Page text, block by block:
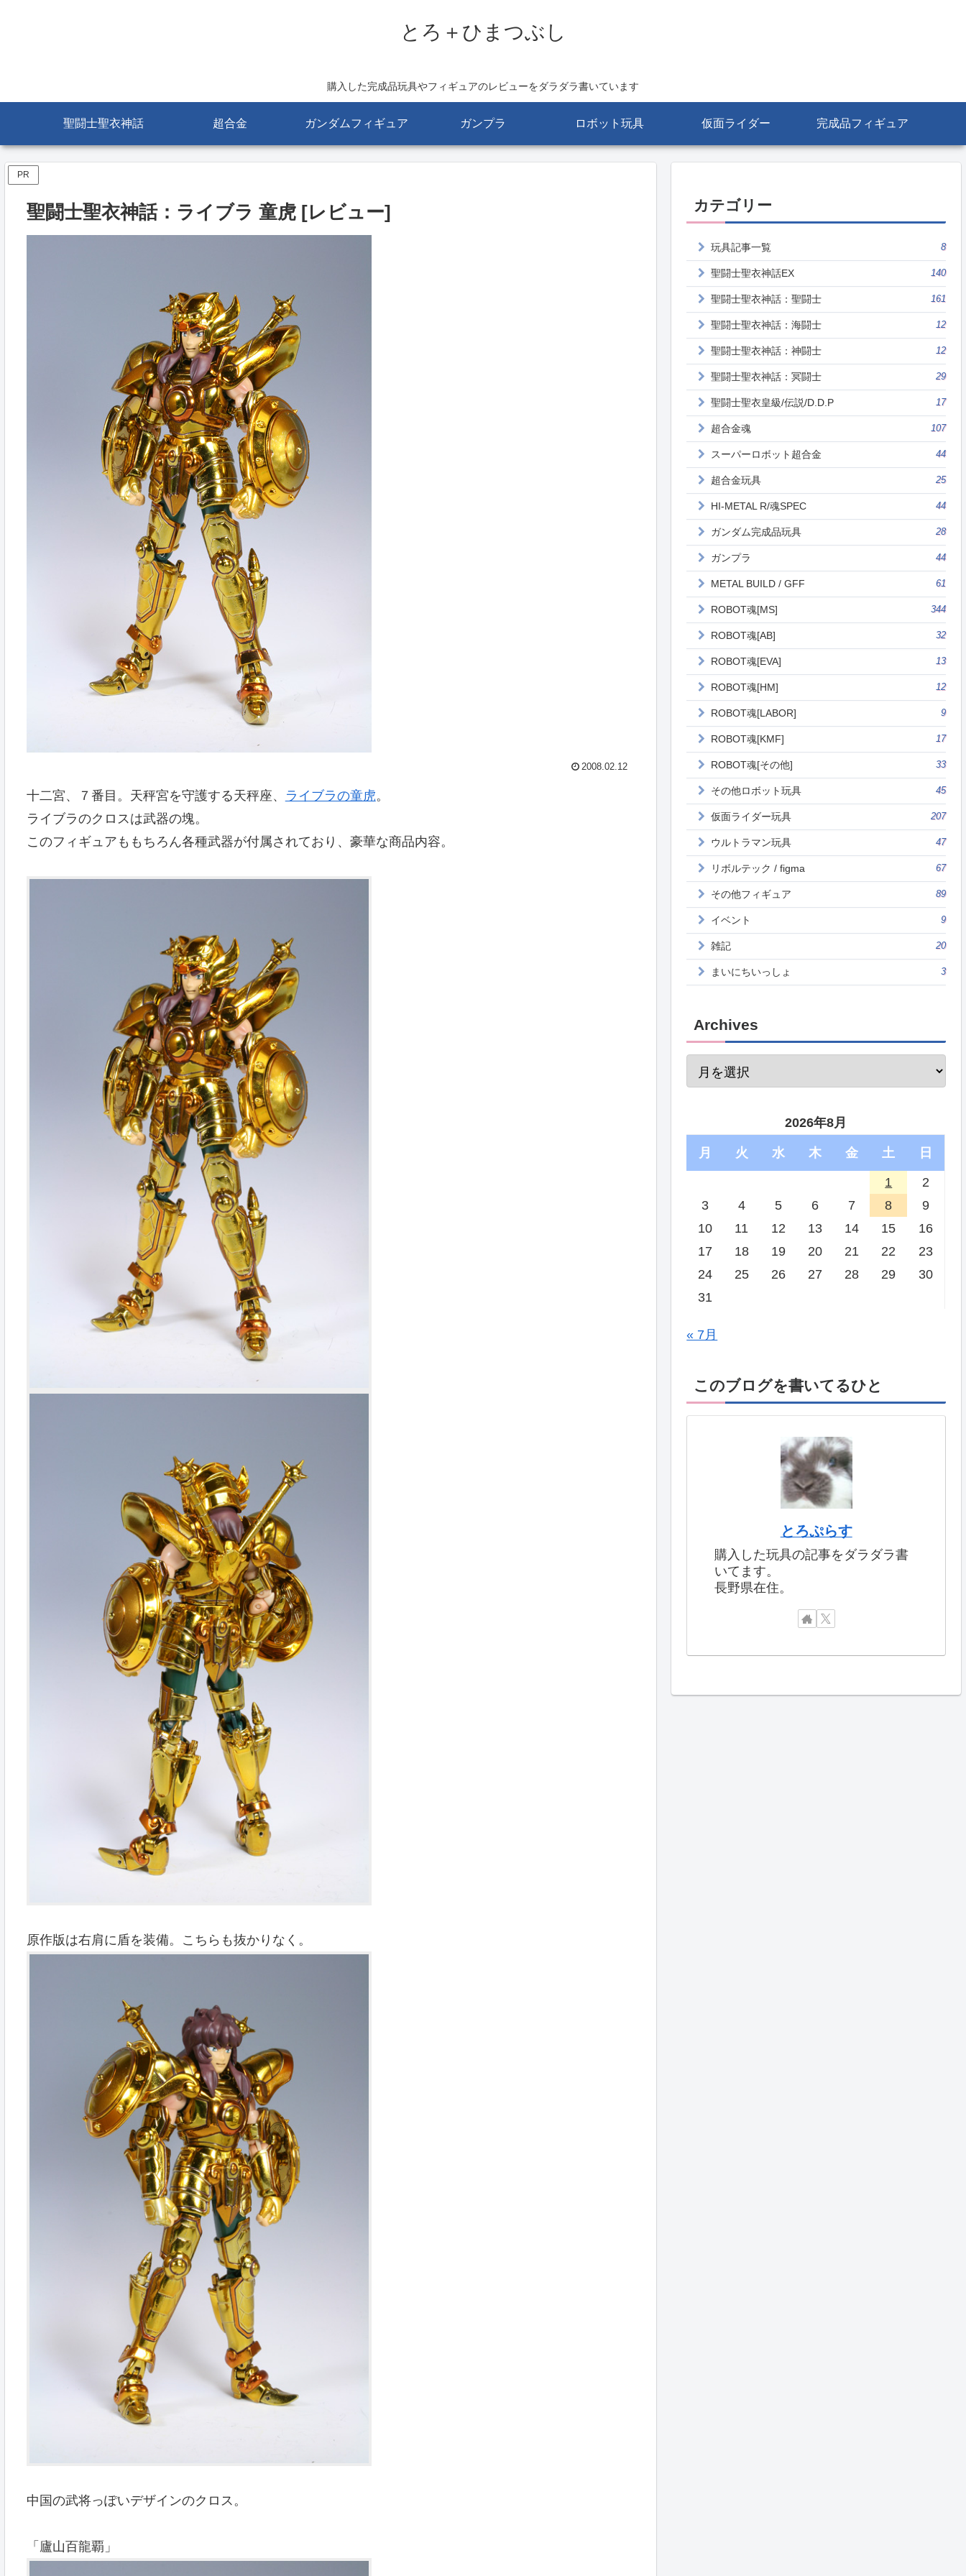
とろ＋ひまつぶし
購入した完成品玩具やフィギュアのレビューをダラダラ書いています
聖闘士聖衣神話 超合金 ガンダムフィギュア ガンプラ ロボット玩具 仮面ライダー 完成品フィギュア
PR
聖闘士聖衣神話：ライブラ 童虎 [レビュー]
2008.02.12
十二宮、７番目。天秤宮を守護する天秤座、 ライブラの童虎。
ライブラのクロスは武器の塊。
このフィギュアももちろん各種武器が付属されており、豪華な商品内容。
原作版は右肩に盾を装備。こちらも抜かりなく。
中国の武将っぽいデザインのクロス。
「廬山百龍覇」
カテゴリー
玩具記事一覧 8
聖闘士聖衣神話EX 140
聖闘士聖衣神話：聖闘士 161
聖闘士聖衣神話：海闘士 12
聖闘士聖衣神話：神闘士 12
聖闘士聖衣神話：冥闘士 29
聖闘士聖衣皇級/伝説/D.D.P 17
超合金魂 107
スーパーロボット超合金 44
超合金玩具 25
HI-METAL R/魂SPEC 44
ガンダム完成品玩具 28
ガンプラ 44
METAL BUILD / GFF 61
ROBOT魂[MS] 344
ROBOT魂[AB] 32
ROBOT魂[EVA] 13
ROBOT魂[HM] 12
ROBOT魂[LABOR] 9
ROBOT魂[KMF] 17
ROBOT魂[その他] 33
その他ロボット玩具 45
仮面ライダー玩具 207
ウルトラマン玩具 47
リボルテック / figma 67
その他フィギュア 89
イベント 9
雑記 20
まいにちいっしょ 3
Archives
2026年8月
月 火 水 木 金 土 日
1
2
3
4 5 6 7 8
9
10
11 12 13 14 15
16
17
18 19 20 21 22
23
24
25 26 27 28 29
30
31
« 7月
このブログを書いてるひと
とろぷらす
購入した玩具の記事をダラダラ書
いてます。
長野県在住。